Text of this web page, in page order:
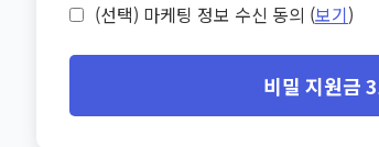
(선택) 마케팅 정보 수신 동의 (보기)
비밀 지원금